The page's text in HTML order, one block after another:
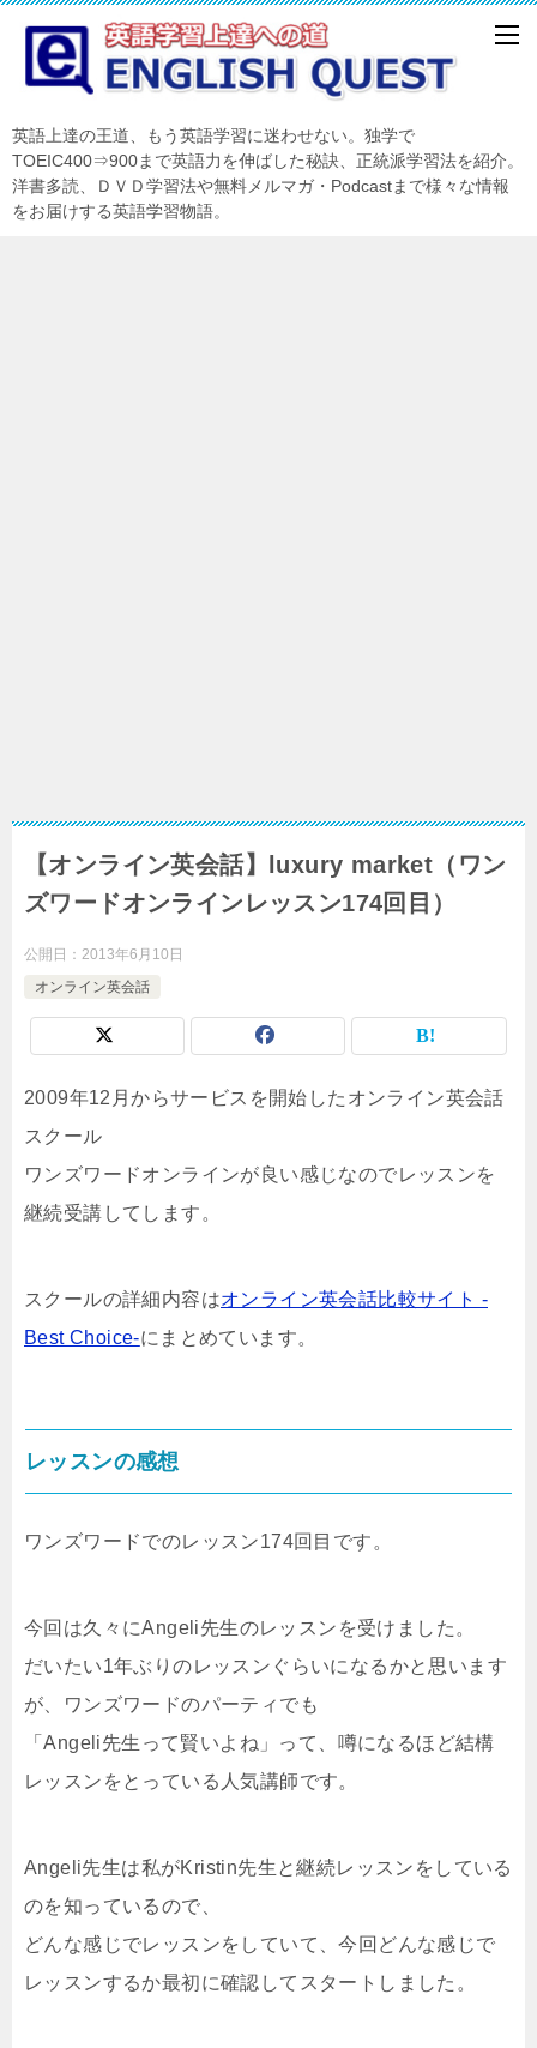
英語上達の王道、もう英語学習に迷わせない。独学で
TOEIC400⇒900まで英語力を伸ばした秘訣、正統派学習法を紹介。
洋書多読、ＤＶＤ学習法や無料メルマガ・Podcastまで様々な情報
をお届けする英語学習物語。
【オンライン英会話】luxury market（ワン
ズワードオンラインレッスン174回目）
公開日： 2013年6月10日
オンライン英会話
2009年12月からサービスを開始したオンライン英会話
スクール
ワンズワードオンラインが良い感じなのでレッスンを
継続受講してします。
スクールの詳細内容はオンライン英会話比較サイト -
Best Choice-にまとめています。
レッスンの感想
ワンズワードでのレッスン174回目です。
今回は久々にAngeli先生のレッスンを受けました。
だいたい1年ぶりのレッスンぐらいになるかと思います
が、ワンズワードのパーティでも
「Angeli先生って賢いよね」って、噂になるほど結構
レッスンをとっている人気講師です。
Angeli先生は私がKristin先生と継続レッスンをしている
のを知っているので、
どんな感じでレッスンをしていて、今回どんな感じで
レッスンするか最初に確認してスタートしました。